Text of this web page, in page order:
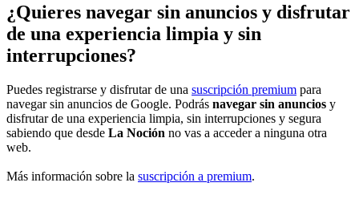
¿Quieres navegar sin anuncios y disfrutar
de una experiencia limpia y sin
interrupciones?
Puedes registrarse y disfrutar de una suscripción premium para
navegar sin anuncios de Google. Podrás navegar sin anuncios y
disfrutar de una experiencia limpia, sin interrupciones y segura
sabiendo que desde La Noción no vas a acceder a ninguna otra
web.
Más información sobre la suscripción a premium.